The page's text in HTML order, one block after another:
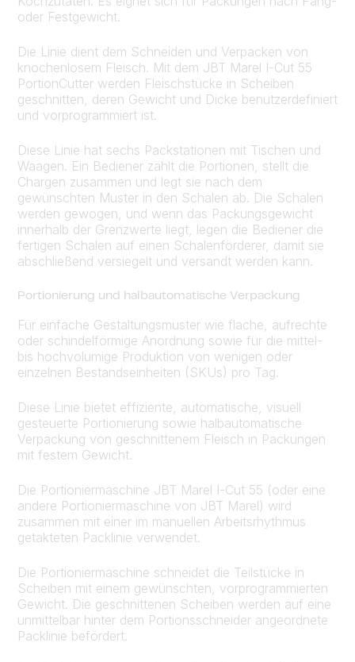
oder Festgewicht.
Die Linie dient dem Schneiden und Verpacken von
knochenlosem Fleisch. Mit dem JBT Marel I-Cut 55
PortionCutter werden Fleischstücke in Scheiben
geschnitten, deren Gewicht und Dicke benutzerdefiniert
und vorprogrammiert ist.
Diese Linie hat sechs Packstationen mit Tischen und
Waagen. Ein Bediener zählt die Portionen, stellt die
Chargen zusammen und legt sie nach dem
gewünschten Muster in den Schalen ab. Die Schalen
werden gewogen, und wenn das Packungsgewicht
innerhalb der Grenzwerte liegt, legen die Bediener die
fertigen Schalen auf einen Schalenförderer, damit sie
abschließend versiegelt und versandt werden kann.
Portionierung und halbautomatische Verpackung
Für einfache Gestaltungsmuster wie flache, aufrechte
oder schindelförmige Anordnung sowie für die mittel-
bis hochvolumige Produktion von wenigen oder
einzelnen Bestandseinheiten (SKUs) pro Tag.
Diese Linie bietet effiziente, automatische, visuell
gesteuerte Portionierung sowie halbautomatische
Verpackung von geschnittenem Fleisch in Packungen
mit festem Gewicht.
Die Portioniermaschine JBT Marel I-Cut 55 (oder eine
andere Portioniermaschine von JBT Marel) wird
zusammen mit einer im manuellen Arbeitsrhythmus
getakteten Packlinie verwendet.
Die Portioniermaschine schneidet die Teilstücke in
Scheiben mit einem gewünschten, vorprogrammierten
Gewicht. Die geschnittenen Scheiben werden auf eine
unmittelbar hinter dem Portionsschneider angeordnete
Packlinie befördert.